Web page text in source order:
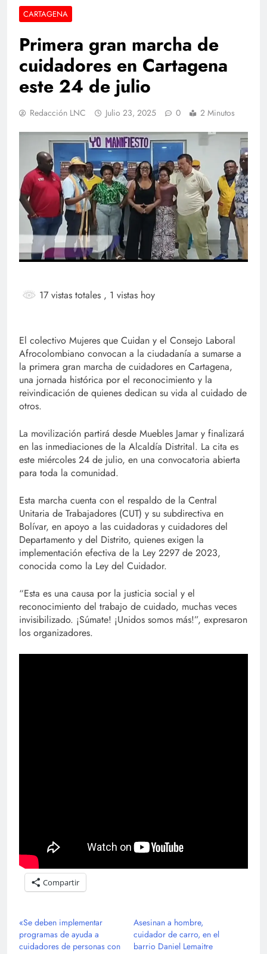
CARTAGENA
Primera gran marcha de
cuidadores en Cartagena
este 24 de julio
Redacción LNC Julio 23, 2025 0 2 Minutos
17 vistas totales , 1 vistas hoy
El colectivo Mujeres que Cuidan y el Consejo Laboral
Afrocolombiano convocan a la ciudadanía a sumarse a
la primera gran marcha de cuidadores en Cartagena,
una jornada histórica por el reconocimiento y la
reivindicación de quienes dedican su vida al cuidado de
otros.
La movilización partirá desde Muebles Jamar y finalizará
en las inmediaciones de la Alcaldía Distrital. La cita es
este miércoles 24 de julio, en una convocatoria abierta
para toda la comunidad.
Esta marcha cuenta con el respaldo de la Central
Unitaria de Trabajadores (CUT) y su subdirectiva en
Bolívar, en apoyo a las cuidadoras y cuidadores del
Departamento y del Distrito, quienes exigen la
implementación efectiva de la Ley 2297 de 2023,
conocida como la Ley del Cuidador.
“Esta es una causa por la justicia social y el
reconocimiento del trabajo de cuidado, muchas veces
invisibilizado. ¡Súmate! ¡Unidos somos más!”, expresaron
los organizadores.
Compartir
«Se deben implementar
programas de ayuda a
cuidadores de personas con
Asesinan a hombre,
cuidador de carro, en el
barrio Daniel Lemaitre